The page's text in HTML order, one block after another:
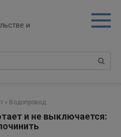
и
» Водопровод
и не выключается: